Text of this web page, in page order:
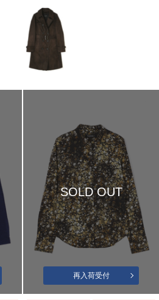
SOLD OUT
再入荷受付